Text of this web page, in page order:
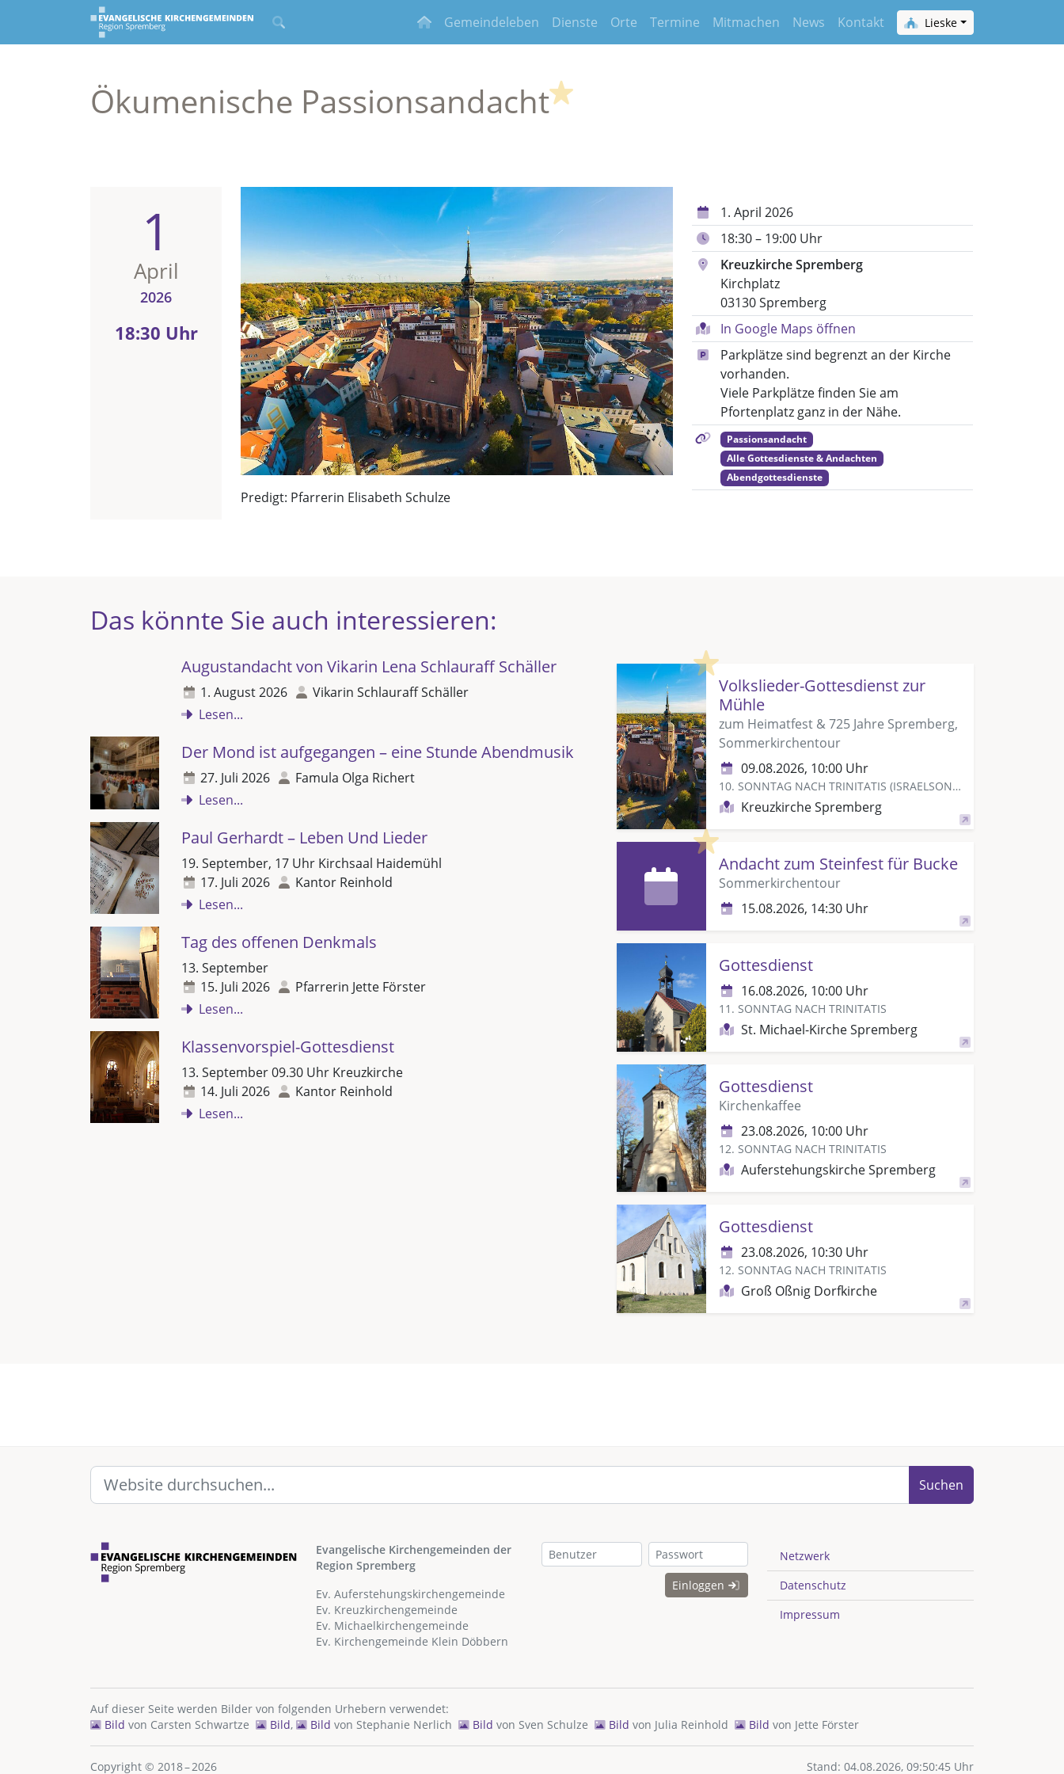
Gemeindeleben Dienste Orte Termine Mitmachen News Kontakt Lieske
Ökumenische Passionsandacht
1
April
2026
18:30 Uhr
Predigt: Pfarrerin Elisabeth Schulze
1. April 2026
18:30 – 19:00 Uhr
Kreuzkirche Spremberg
Kirchplatz
03130 Spremberg
In Google Maps öffnen
Parkplätze sind begrenzt an der Kirche
vorhanden.
Viele Parkplätze finden Sie am
Pfortenplatz ganz in der Nähe.
Passionsandacht
Alle Gottesdienste & Andachten
Abendgottesdienste
Das könnte Sie auch interessieren:
Highlight
Volkslieder-Gottesdienst zur
Mühle
zum Heimatfest & 725 Jahre Spremberg,
Sommerkirchentour
09.08.2026, 10:00 Uhr
10. SONNTAG NACH TRINITATIS (ISRAELSONNTAG)
Kreuzkirche Spremberg
Highlight
Andacht zum Steinfest für Bucke
Sommerkirchentour
15.08.2026, 14:30 Uhr
Gottesdienst
16.08.2026, 10:00 Uhr
11. SONNTAG NACH TRINITATIS
St. Michael-Kirche Spremberg
Gottesdienst
Kirchenkaffee
23.08.2026, 10:00 Uhr
12. SONNTAG NACH TRINITATIS
Auferstehungskirche Spremberg
Gottesdienst
23.08.2026, 10:30 Uhr
12. SONNTAG NACH TRINITATIS
Groß Oßnig Dorfkirche
Augustandacht von Vikarin Lena Schlauraff Schäller
1. August 2026
Vikarin Schlauraff Schäller
Lesen...
Der Mond ist aufgegangen – eine Stunde Abendmusik
27. Juli 2026
Famula Olga Richert
Lesen...
Paul Gerhardt – Leben Und Lieder
19. September, 17 Uhr Kirchsaal Haidemühl
17. Juli 2026
Kantor Reinhold
Lesen...
Tag des offenen Denkmals
13. September
15. Juli 2026
Pfarrerin Jette Förster
Lesen...
Klassenvorspiel-Gottesdienst
13. September 09.30 Uhr Kreuzkirche
14. Juli 2026
Kantor Reinhold
Lesen...
Suchen
Evangelische Kirchengemeinden der
Region Spremberg
Ev. Auferstehungskirchengemeinde
Ev. Kreuzkirchengemeinde
Ev. Michaelkirchengemeinde
Ev. Kirchengemeinde Klein Döbbern
Einloggen
Netzwerk
Datenschutz
Impressum
Auf dieser Seite werden Bilder von folgenden Urhebern verwendet:
Bild von Carsten Schwartze Bild, Bild von Stephanie Nerlich Bild von Sven Schulze Bild von Julia Reinhold Bild von Jette Förster
Copyright © 2018 – 2026 Stand: 04.08.2026, 09:50:45 Uhr